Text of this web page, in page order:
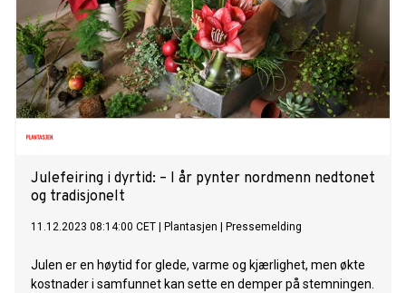
Julefeiring i dyrtid: – I år pynter nordmenn nedtonet
og tradisjonelt
11.12.2023 08:14:00 CET Plantasjen Pressemelding
Julen er en høytid for glede, varme og kjærlighet, men økte
kostnader i samfunnet kan sette en demper på stemningen.